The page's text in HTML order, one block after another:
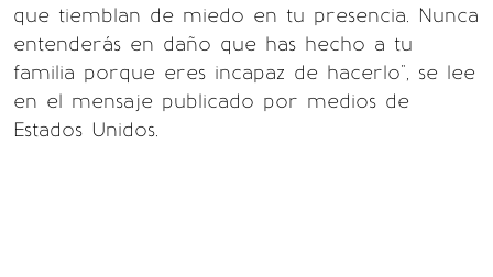
que tiemblan de miedo en tu presencia. Nunca
entenderás en daño que has hecho a tu
familia porque eres incapaz de hacerlo", se lee
en el mensaje publicado por medios de
Estados Unidos.